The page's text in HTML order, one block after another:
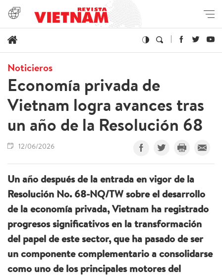
Noticieros
Economía privada de
Vietnam logra avances tras
un año de la Resolución 68
12/06/2026
Un año después de la entrada en vigor de la
Resolución No. 68-NQ/TW sobre el desarrollo
de la economía privada, Vietnam ha registrado
progresos significativos en la transformación
del papel de este sector, que ha pasado de ser
un componente complementario a consolidarse
como uno de los principales motores del